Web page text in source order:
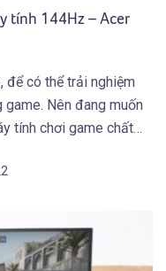
tính 144Hz – Acer
để có thể trải nghiệm
Nên đang muốn
tính chơi game chất